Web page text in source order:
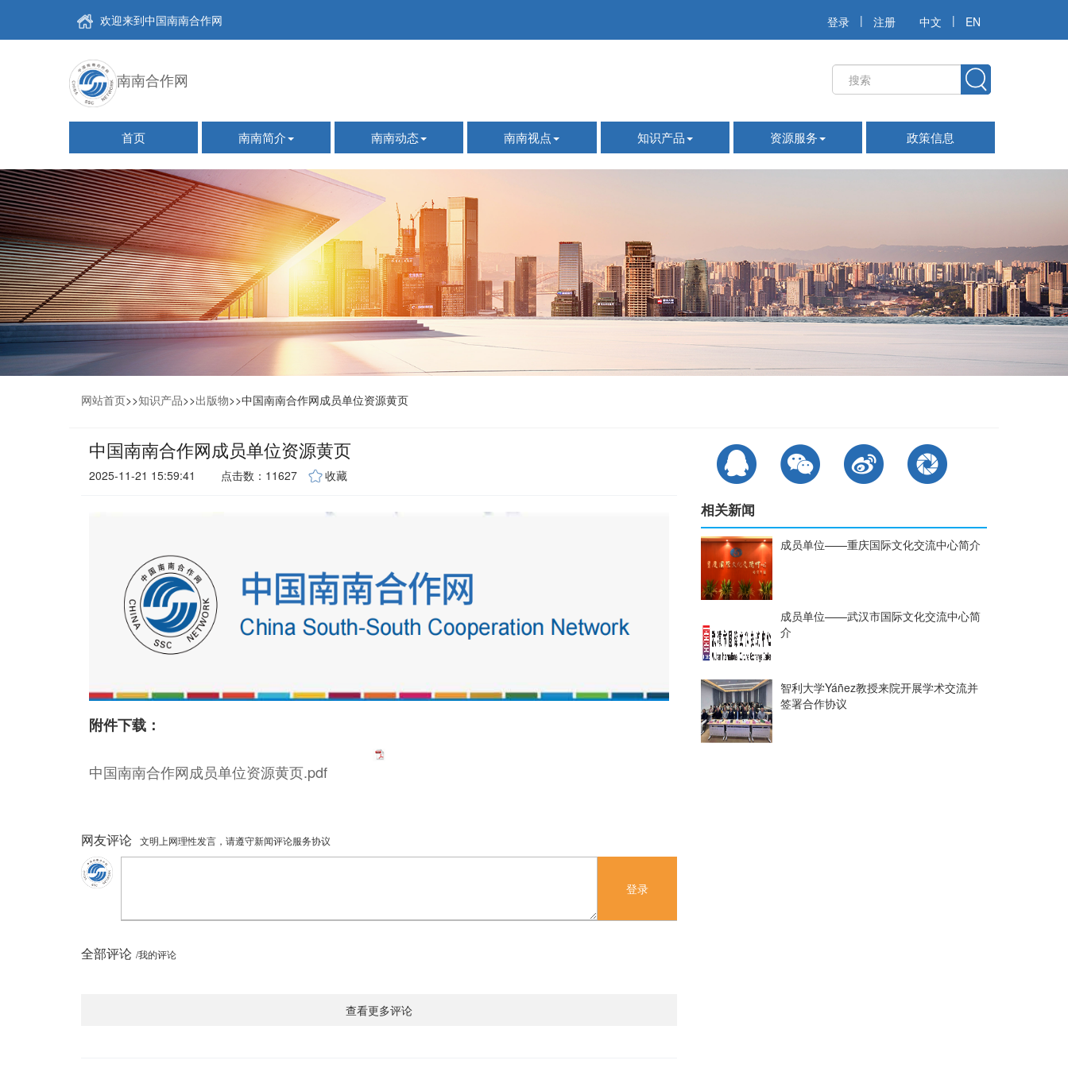
欢迎来到中国南南合作网 登录 | 注册 中文 | EN
南南合作网
首页 南南简介 南南动态 南南视点 知识产品 资源服务 政策信息
网站首页>>知识产品>>出版物>>中国南南合作网成员单位资源黄页
中国南南合作网成员单位资源黄页
2025-11-21 15:59:41 点击数：11627 收藏
附件下载：
中国南南合作网成员单位资源黄页.pdf
网友评论 文明上网理性发言，请遵守新闻评论服务协议
登录
全部评论 /我的评论
查看更多评论
相关新闻
成员单位——重庆国际文化交流中心简介
成员单位——武汉市国际文化交流中心简
介
智利大学Yáñez教授来院开展学术交流并
签署合作协议